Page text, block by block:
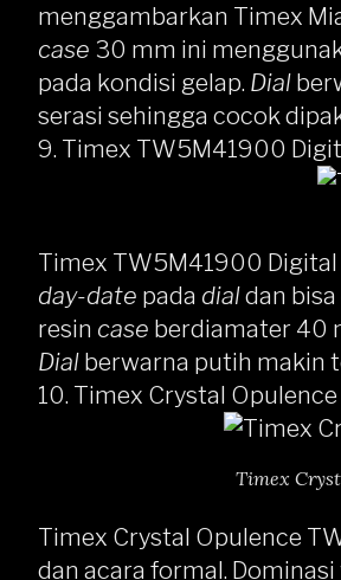
menggambarkan Timex
case 30 mm ini
pada kondisi gelap. Dial
serasi sehingga cocok
9. Timex TW5M41900
Timex TW5M41900 Digital
day-date pada dialdan
resin case berdiamater 40
Dial berwarna putih makin
10. Timex Crystal
Timex
Timex Crystal Opulence
dan acara formal.